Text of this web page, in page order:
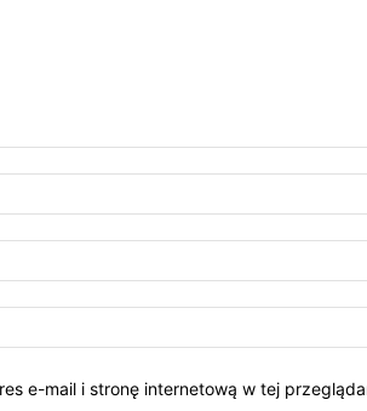
e-mail i stronę internetową w tej